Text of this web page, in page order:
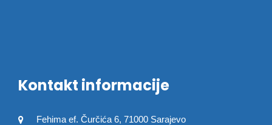
Kontakt informacije
Fehima ef. Čurčića 6, 71000 Sarajevo